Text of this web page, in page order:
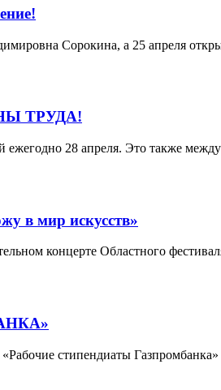
Сорокина, а 25 апреля
ТРУДА!
28 апреля. Это также
в мир искусств»
концерте Областного
стипендиаты